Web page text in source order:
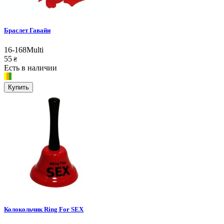
Браслет Гавайи
16-168Multi
55 ₴
Есть в наличии
Купить
Колокольчик Ring For SEX